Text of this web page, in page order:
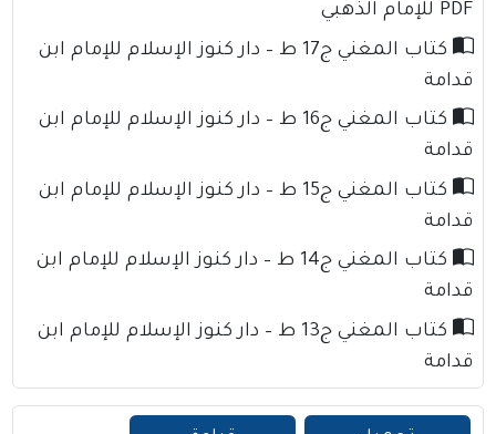
PDF للإمام الذهبي
كتاب المغني ج17 ط – دار كنوز الإسلام للإمام ابن
قدامة
كتاب المغني ج16 ط – دار كنوز الإسلام للإمام ابن
قدامة
كتاب المغني ج15 ط – دار كنوز الإسلام للإمام ابن
قدامة
كتاب المغني ج14 ط – دار كنوز الإسلام للإمام ابن
قدامة
كتاب المغني ج13 ط – دار كنوز الإسلام للإمام ابن
قدامة